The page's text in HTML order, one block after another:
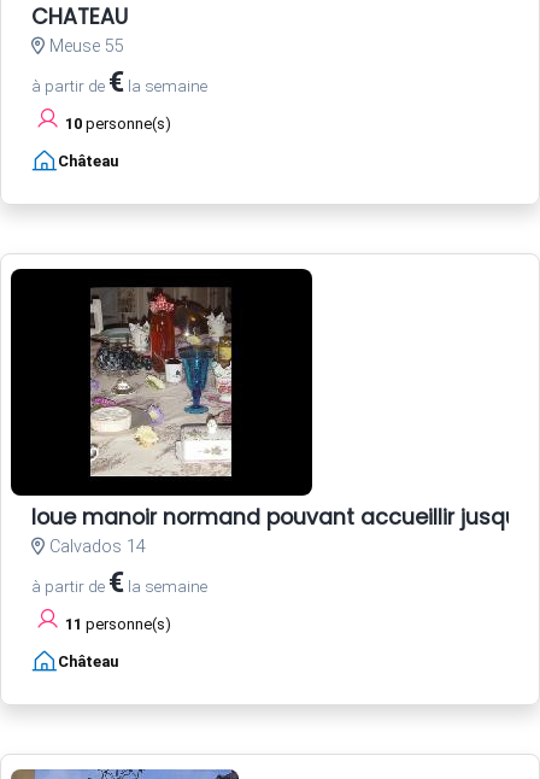
CHATEAU
Meuse 55
à partir de € la semaine
10 personne(s)
Château
loue manoir normand pouvant accueillir
Calvados 14
à partir de € la semaine
11 personne(s)
Château